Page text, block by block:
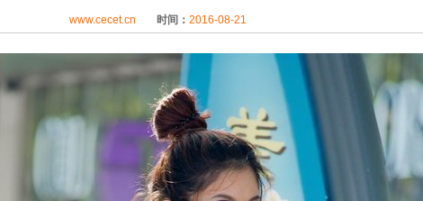
www.cecet.cn 时间： 2016-08-21